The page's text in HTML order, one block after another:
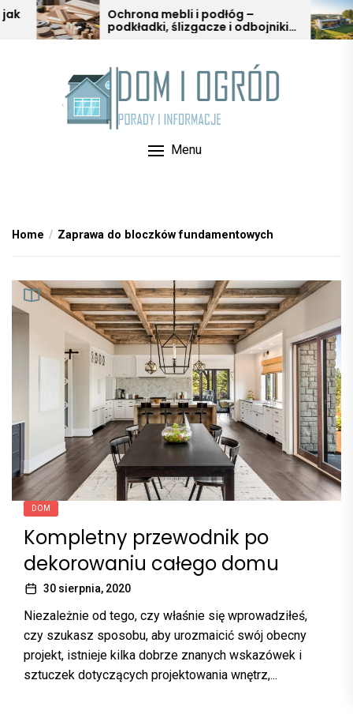
Skip
Ochrona mebli i podłóg –
podkładki, ślizgacze i odbojniki
w aranżacji wnętrz
Menu
Home Zaprawa do bloczków fundamentowych
DOM
Kompletny przewodnik po
dekorowaniu całego domu
30 sierpnia, 2020
Niezależnie od tego, czy właśnie się wprowadziłeś,
czy szukasz sposobu, aby urozmaicić swój obecny
projekt, istnieje kilka dobrze znanych wskazówek i
sztuczek dotyczących projektowania wnętrz,...